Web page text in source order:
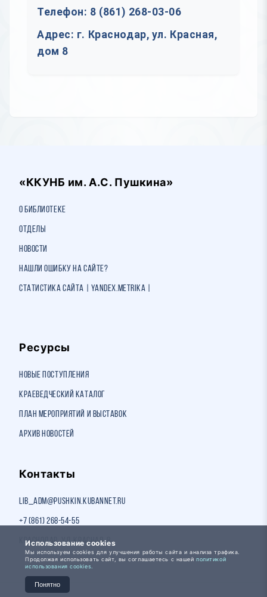
Телефон: 8 (861) 268-03-06
Адрес: г. Краснодар, ул. Красная,
дом 8
«ККУНБ им. А.С. Пушкина»
О библиотеке
Отделы
Новости
Нашли ошибку на сайте?
Статистика сайта | Yandex.Metrika |
Ресурсы
Новые поступления
Краеведческий каталог
План мероприятий и выставок
Архив новостей
Контакты
lib_adm@pushkin.kubannet.ru
+7 (861) 268-54-55
Краснодар, ул. Красная, 8
Использование cookies
Мы используем cookies для улучшения работы сайта и анализа трафика.
Продолжая использовать сайт, вы соглашаетесь с нашейполитикой
использования cookies.
Понятно